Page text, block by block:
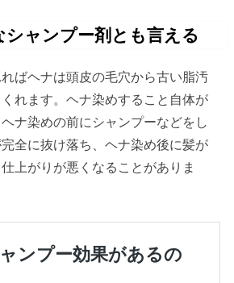
シャンプー剤とも言える
ばヘナは頭皮の毛穴から古い脂汚
れます。ヘナ染めすること自体が
ナ染めの前にシャンプーなどをし
全に抜け落ち、ヘナ染め後に髪が
上がりが悪くなることがありま